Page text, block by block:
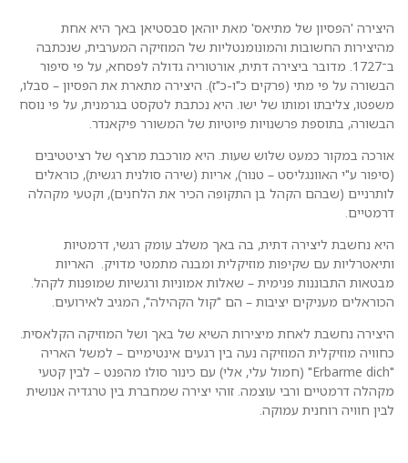
היצירה 'הפסיון של מתיאס' מאת יוהאן סבסטיאן באך היא אחת
מהיצירות החשובות והמונומנטליות של המוזיקה המערבית, שנכתבה
ב־1727. מדובר ביצירה דתית, אורטוריה גדולה לפסחא, על פי סיפור
הבשורה על פי מתי (פרקים כ"ו-כ"ז). היצירה מתארת את הפסיון – סבלו,
משפטו, צליבתו ומותו של ישו. היא נכתבת לטקסט בגרמנית, על פי נוסח
הבשורה, בתוספת פרשנויות פיוטיות של המשורר פיקאנדר.
אורכה במקור כמעט שלוש שעות. היא מורכבת מרצף של רציטטיבים
(סיפור ע"י האוונגליסט – טנור), אריות (שירה סולנית רגשית), כוראלים
לותרניים (שבהם הקהל בן התקופה הכיר את הלחנים), וקטעי מקהלה
דרמטיים.
היא נחשבת ליצירה דתית, בה באך משלב עומק רגשי, דרמטיות
ותיאטרליות עם שקיפות מוזיקלית ומבנה מתמטי מדויק. האריות
מבטאות התבוננות פנימית – שאלות אמוניות ורגשיות שמופנות לקהל.
הכוראלים מעניקים יציבות – הם "קול הקהילה", המגיב לאירועים.
היצירה נחשבת לאחת מיצירות השיא של באך ושל המוזיקה הקלאסית.
כחוויה מוזיקלית המוזיקה נעה בין רגעים אינטימיים – למשל האריה
"Erbarme dich" (חמול עלי, אלי) עם כינור סולו מהפנט – לבין קטעי
מקהלה דרמטיים ורבי עוצמה. זוהי יצירה שמחברת בין טרגדיה אנושית
לבין חוויה רוחנית עמוקה.